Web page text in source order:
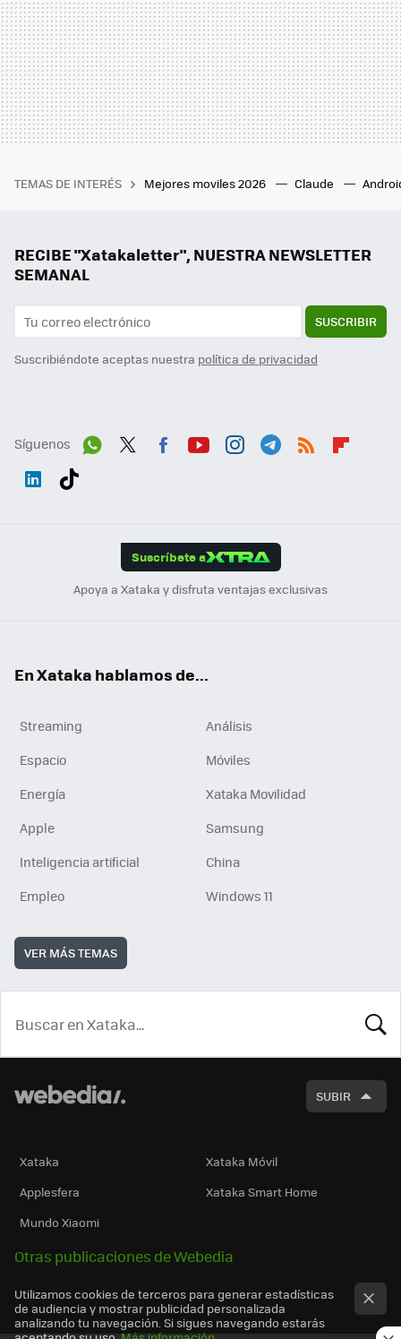
TEMAS DE INTERÉS Mejores moviles 2026 Claude
RECIBE "Xatakaletter", NUESTRA NEWSLETTER
SEMANAL
SUSCRIBIR
Suscribiéndote aceptas nuestra política de privacidad
Síguenos
Suscríbete a
Apoya a Xataka y disfruta ventajas exclusivas
En Xataka hablamos de...
Streaming
Análisis
Espacio
Móviles
Energía
Xataka Movilidad
Apple
Samsung
Inteligencia artificial
China
Empleo
Windows 11
VER MÁS TEMAS
SUBIR
Xataka
Xataka Móvil
Applesfera
Xataka Smart Home
Mundo Xiaomi
Otras publicaciones de Webedia
Utilizamos cookies de terceros para generar estadísticas
de audiencia y mostrar publicidad personalizada
analizando tu navegación. Si sigues navegando estarás